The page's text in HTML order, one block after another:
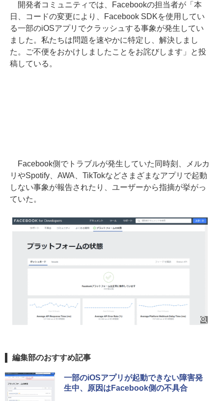
開発者コミュニティでは、Facebookの担当者が「本
日、コードの変更により、Facebook SDKを使用してい
る一部のiOSアプリでクラッシュする事象が発生してい
ました。私たちは問題を速やかに特定し、解決しまし
た。ご不便をおかけしましたことをお詫びします」と投
稿している。
Facebook側でトラブルが発生していた同時刻、メルカ
リやSpotify、AWA、TikTokなどさまざまなアプリで起動
しない事象が報告されたり、ユーザーから指摘が挙がっ
ていた。
編集部のおすすめ記事
一部のiOSアプリが起動できない障害発
生中、原因はFacebook側の不具合